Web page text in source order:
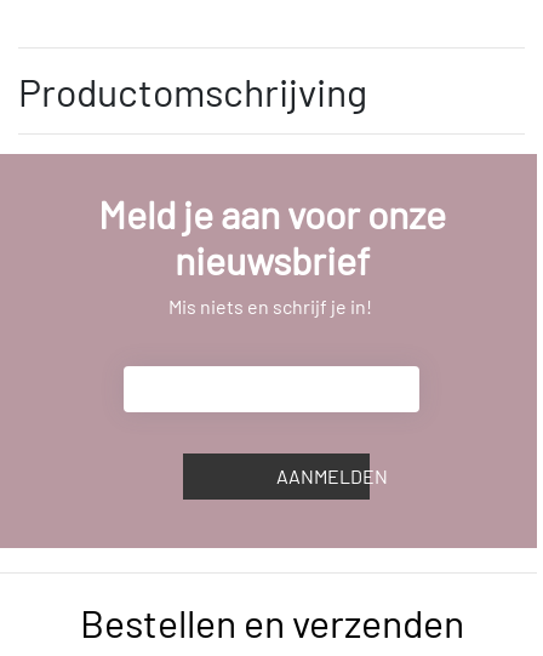
Productomschrijving
Meld je aan voor onze
nieuwsbrief
Mis niets en schrijf je in!
AANMELDEN
Bestellen en verzenden